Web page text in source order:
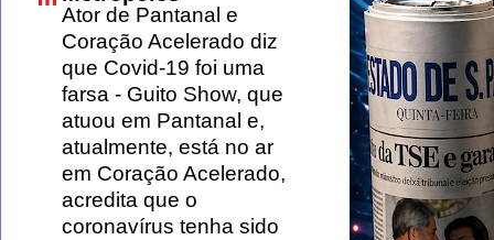
Ator de Pantanal e
Coração Acelerado diz
que Covid-19 foi uma
farsa - Guito Show, que
atuou em Pantanal e,
atualmente, está no ar
em Coração Acelerado,
acredita que o
coronavírus tenha sido